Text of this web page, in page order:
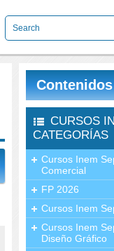
CURSOS
CATEGORÍAS
Cursos Inem
Comercial
FP 2026
Cursos Inem
Cursos Inem
Diseño Gráfico